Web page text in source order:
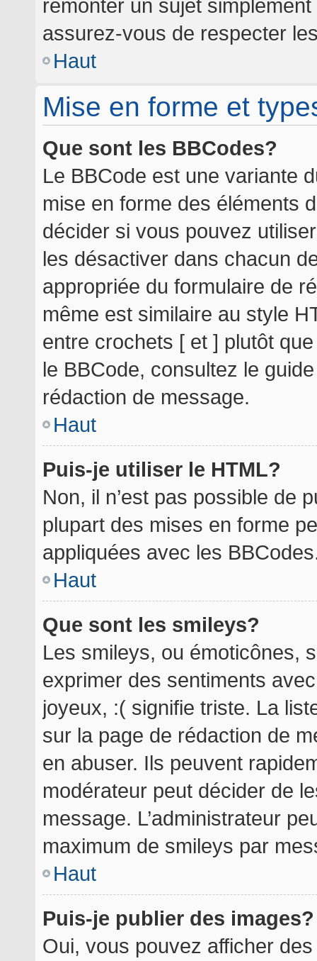
remonter un sujet
assurez-vous de respecter
Haut
Mise en forme et
Que sont les BBCodes?
Le BBCode est une variante
mise en forme des éléments
décider si vous pouvez
les désactiver dans chacun
appropriée du formulaire de
même est similaire au style
entre crochets [ et ] plutôt
le BBCode, consultez le
rédaction de message.
Haut
Puis-je utiliser le HTML?
Non, il n’est pas possible de
plupart des mises en forme
appliquées avec les
Haut
Que sont les smileys?
Les smileys, ou émoticônes,
exprimer des sentiments
joyeux, :( signifie triste. La
sur la page de rédaction de
en abuser. Ils peuvent
modérateur peut décider de
message. L’administrateur
maximum de smileys par
Haut
Puis-je publier des images?
Oui, vous pouvez afficher